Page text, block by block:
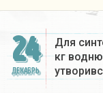
24
ДЕКАБРЬ
Для
кг